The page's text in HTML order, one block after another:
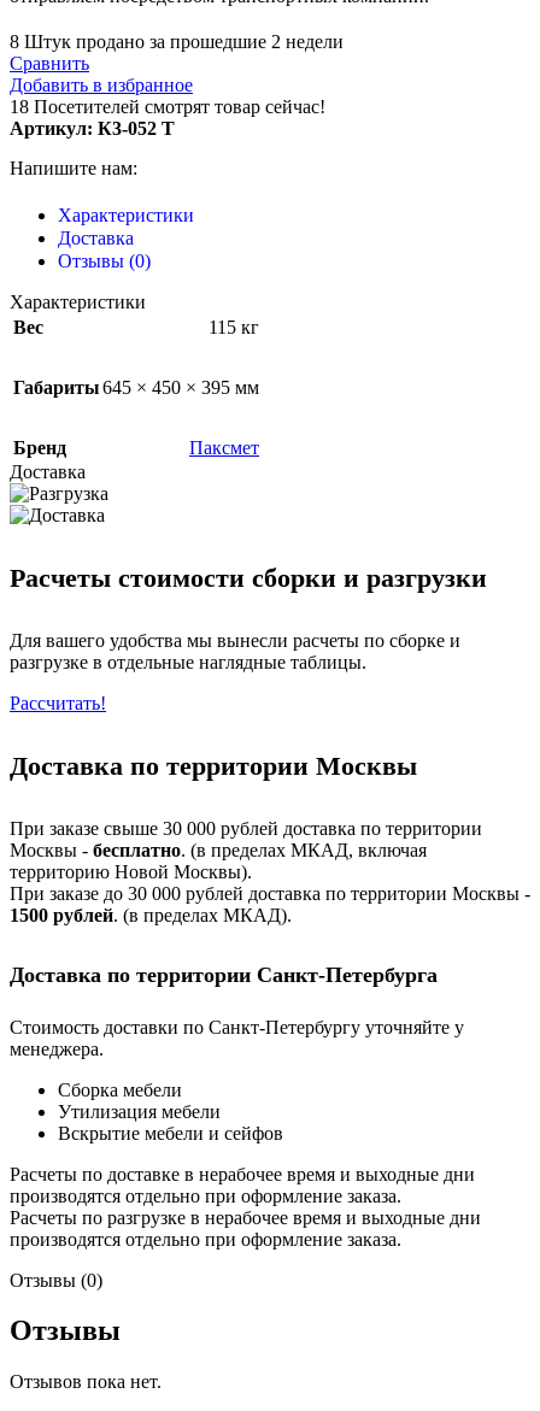
8 Штук продано за прошедшие 2 недели
Сравнить
Добавить в избранное
18 Посетителей смотрят товар сейчас!
Артикул: К3-052 Т
Напишите нам:
Характеристики
Доставка
Отзывы (0)
Характеристики
Вес
115 кг
Габариты645 × 450 × 395 мм
Бренд
Паксмет
Доставка
Расчеты стоимости сборки и разгрузки
Для вашего удобства мы вынесли расчеты по сборке и
разгрузке в отдельные наглядные таблицы.
Рассчитать!
Доставка по территории Москвы
При заказе свыше 30 000 рублей доставка по территории
Москвы - бесплатно. (в пределах МКАД, включая
территорию Новой Москвы).
При заказе до 30 000 рублей доставка по территории Москвы -
1500 рублей. (в пределах МКАД).
Доставка по территории Санкт-Петербурга
Стоимость доставки по Санкт-Петербургу уточняйте у
менеджера.
Сборка мебели
Утилизация мебели
Вскрытие мебели и сейфов
Расчеты по доставке в нерабочее время и выходные дни
производятся отдельно при оформление заказа.
Расчеты по разгрузке в нерабочее время и выходные дни
производятся отдельно при оформление заказа.
Отзывы (0)
Отзывы
Отзывов пока нет.